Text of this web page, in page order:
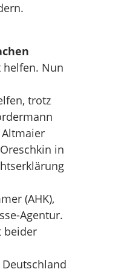
Nun
trotz
in
(AHK),
Agentur.
beider